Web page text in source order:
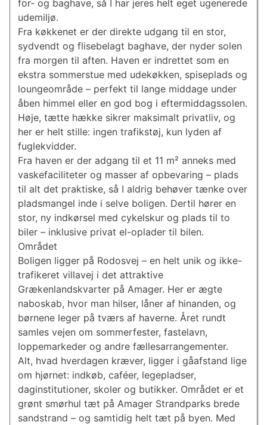
for- og baghave, så I har jeres helt eget ugenerede
udemiljø.
Fra køkkenet er der direkte udgang til en stor,
sydvendt og flisebelagt baghave, der nyder solen
fra morgen til aften. Haven er indrettet som en
ekstra sommerstue med udekøkken, spiseplads og
loungeområde – perfekt til lange middage under
åben himmel eller en god bog i eftermiddagssolen.
Høje, tætte hække sikrer maksimalt privatliv, og
her er helt stille: ingen trafikstøj, kun lyden af
fuglekvidder.
Fra haven er der adgang til et 11 m² anneks med
vaskefaciliteter og masser af opbevaring – plads
til alt det praktiske, så I aldrig behøver tænke over
pladsmangel inde i selve boligen. Dertil hører en
stor, ny indkørsel med cykelskur og plads til to
biler – inklusive privat el-oplader til bilen.
Området
Boligen ligger på Rodosvej – en helt unik og ikke-
trafikeret villavej i det attraktive
Grækenlandskvarter på Amager. Her er ægte
naboskab, hvor man hilser, låner af hinanden, og
børnene leger på tværs af haverne. Året rundt
samles vejen om sommerfester, fastelavn,
loppemarkeder og andre fællesarrangementer.
Alt, hvad hverdagen kræver, ligger i gåafstand lige
om hjørnet: indkøb, caféer, legepladser,
daginstitutioner, skoler og butikker. Området er et
grønt smørhul tæt på Amager Strandparks brede
sandstrand – og samtidig helt tæt på byen. Med